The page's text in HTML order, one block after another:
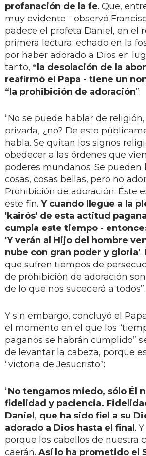
profanación de la fe. Que,
muy evidente - observó
padece el profeta Daniel, en el
primera lectura: echado en la
por haber adorado a Dios en
tanto, “la desolación de la
reafirmó el Papa - tiene un
“la prohibición de adoración”:
“No se puede hablar de
privada, ¿no? De esto
habla. Se quitan los signos
obedecer a las órdenes que
poderes mundanos. Se pueden
cosas, cosas bellas, pero no
Prohibición de adoración. Éste
este fin. Y cuando llegue a la
'kairós' de esta actitud
cumpla este tiempo -
'Y verán al Hijo del hombre
nube con gran poder y gloria'.
que sufren tiempos de
de prohibición de adoración
de lo que nos sucederá a todos”.
Y sin embargo, concluyó el
el momento en el que los
paganos se habrán cumplido”
de levantar la cabeza, porque
“victoria de Jesucristo”:
“No tengamos miedo, sólo Él
fidelidad y paciencia.
Daniel, que ha sido fiel a su
adorado a Dios hasta el final .
porque los cabellos de nuestra
caerán. Así lo ha prometido el